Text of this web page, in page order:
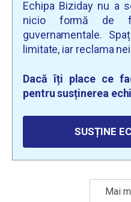
Echipa Biziday nu a
nicio formă de
guvernamentale.
limitate, iar reclama
Dacă îți place ce
pentru susținerea
SUSȚINE
Mai